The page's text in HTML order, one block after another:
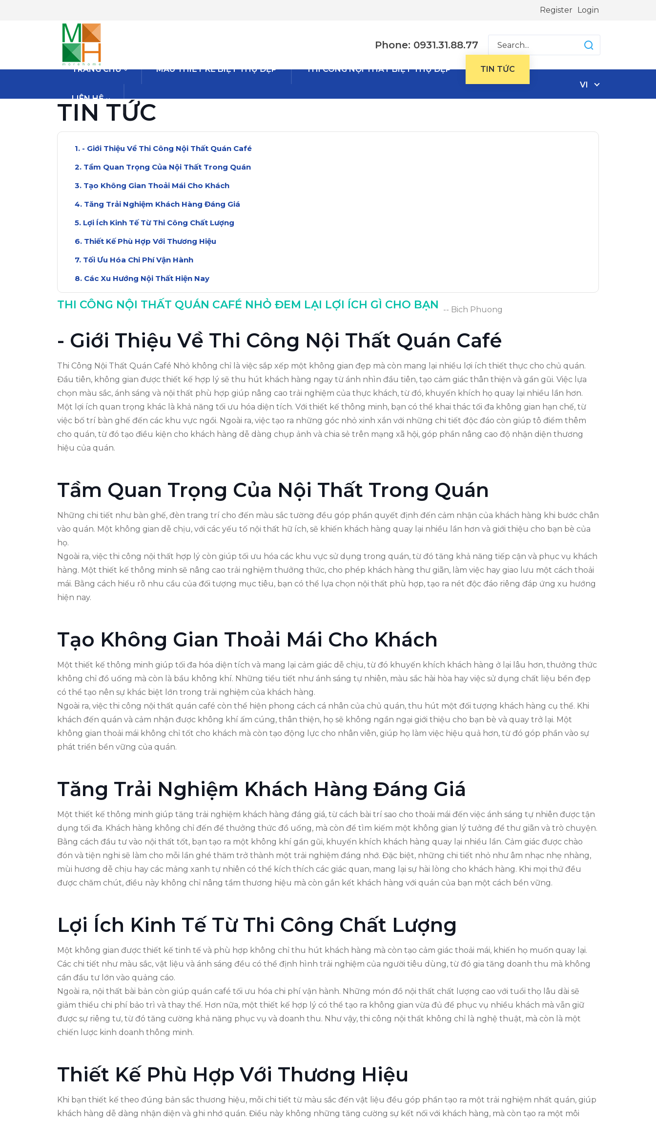
Register Login
Phone: 0931.31.88.77
TRANG CHỦ MẪU THIẾT KẾ BIỆT THỰ ĐẸP THI CÔNG NỘI THẤT BIỆT THỰ ĐẸP TIN TỨC
LIÊN HỆ
VI
TIN TỨC
- Giới Thiệu Về Thi Công Nội Thất Quán Café
Tầm Quan Trọng Của Nội Thất Trong Quán
Tạo Không Gian Thoải Mái Cho Khách
Tăng Trải Nghiệm Khách Hàng Đáng Giá
Lợi Ích Kinh Tế Từ Thi Công Chất Lượng
Thiết Kế Phù Hợp Với Thương Hiệu
Tối Ưu Hóa Chi Phí Vận Hành
Các Xu Hướng Nội Thất Hiện Nay
Kinh Nghiệm Thi Công Thành Công
THI CÔNG NỘI THẤT QUÁN CAFÉ NHỎ ĐEM LẠI LỢI ÍCH GÌ CHO BẠN -- Bich Phuong
- Giới Thiệu Về Thi Công Nội Thất Quán Café
Thi Công Nội Thất Quán Café Nhỏ không chỉ là việc sắp xếp một không gian đẹp mà còn mang lại nhiều lợi ích thiết thực cho chủ quán.
Đầu tiên, không gian được thiết kế hợp lý sẽ thu hút khách hàng ngay từ ánh nhìn đầu tiên, tạo cảm giác thân thiện và gần gũi. Việc lựa
chọn màu sắc, ánh sáng và nội thất phù hợp giúp nâng cao trải nghiệm của thực khách, từ đó, khuyến khích họ quay lại nhiều lần hơn.
Một lợi ích quan trọng khác là khả năng tối ưu hóa diện tích. Với thiết kế thông minh, bạn có thể khai thác tối đa không gian hạn chế, từ
việc bố trí bàn ghế đến các khu vực ngồi. Ngoài ra, việc tạo ra những góc nhỏ xinh xắn với những chi tiết độc đáo còn giúp tô điểm thêm
cho quán, từ đó tạo điều kiện cho khách hàng dễ dàng chụp ảnh và chia sẻ trên mạng xã hội, góp phần nâng cao độ nhận diện thương
hiệu của quán.
Tầm Quan Trọng Của Nội Thất Trong Quán
Những chi tiết như bàn ghế, đèn trang trí cho đến màu sắc tường đều góp phần quyết định đến cảm nhận của khách hàng khi bước chân
vào quán. Một không gian dễ chịu, với các yếu tố nội thất hữ ích, sẽ khiến khách hàng quay lại nhiều lần hơn và giới thiệu cho bạn bè của
họ.
Ngoài ra, việc thi công nội thất hợp lý còn giúp tối ưu hóa các khu vực sử dụng trong quán, từ đó tăng khả năng tiếp cận và phục vụ khách
hàng. Một thiết kế thông minh sẽ nâng cao trải nghiệm thưởng thức, cho phép khách hàng thư giãn, làm việc hay giao lưu một cách thoải
mái. Bằng cách hiểu rõ nhu cầu của đối tượng mục tiêu, bạn có thể lựa chọn nội thất phù hợp, tạo ra nét độc đáo riêng đáp ứng xu hướng
hiện nay.
Tạo Không Gian Thoải Mái Cho Khách
Một thiết kế thông minh giúp tối đa hóa diện tích và mang lại cảm giác dễ chịu, từ đó khuyến khích khách hàng ở lại lâu hơn, thưởng thức
không chỉ đồ uống mà còn là bầu không khí. Những tiểu tiết như ánh sáng tự nhiên, màu sắc hài hòa hay việc sử dụng chất liệu bền đẹp
có thể tạo nên sự khác biệt lớn trong trải nghiệm của khách hàng.
Ngoài ra, việc thi công nội thất quán café còn thể hiện phong cách cá nhân của chủ quán, thu hút một đối tượng khách hàng cụ thể. Khi
khách đến quán và cảm nhận được không khí ấm cúng, thân thiện, họ sẽ không ngần ngại giới thiệu cho bạn bè và quay trở lại. Một
không gian thoải mái không chỉ tốt cho khách mà còn tạo động lực cho nhân viên, giúp họ làm việc hiệu quả hơn, từ đó góp phần vào sự
phát triển bền vững của quán.
Tăng Trải Nghiệm Khách Hàng Đáng Giá
Một thiết kế thông minh giúp tăng trải nghiệm khách hàng đáng giá, từ cách bài trí sao cho thoải mái đến việc ánh sáng tự nhiên được tận
dụng tối đa. Khách hàng không chỉ đến để thưởng thức đồ uống, mà còn để tìm kiếm một không gian lý tưởng để thư giãn và trò chuyện.
Bằng cách đầu tư vào nội thất tốt, bạn tạo ra một không khí gần gũi, khuyến khích khách hàng quay lại nhiều lần. Cảm giác được chào
đón và tiện nghi sẽ làm cho mỗi lần ghé thăm trở thành một trải nghiệm đáng nhớ. Đặc biệt, những chi tiết nhỏ như âm nhạc nhẹ nhàng,
mùi hương dễ chịu hay các mảng xanh tự nhiên có thể kích thích các giác quan, mang lại sự hài lòng cho khách hàng. Khi mọi thứ đều
được chăm chút, điều này không chỉ nâng tầm thương hiệu mà còn gắn kết khách hàng với quán của bạn một cách bền vững.
Lợi Ích Kinh Tế Từ Thi Công Chất Lượng
Một không gian được thiết kế tinh tế và phù hợp không chỉ thu hút khách hàng mà còn tạo cảm giác thoải mái, khiến họ muốn quay lại.
Các chi tiết như màu sắc, vật liệu và ánh sáng đều có thể định hình trải nghiệm của người tiêu dùng, từ đó gia tăng doanh thu mà không
cần đầu tư lớn vào quảng cáo.
Ngoài ra, nội thất bài bản còn giúp quán café tối ưu hóa chi phí vận hành. Những món đồ nội thất chất lượng cao với tuổi thọ lâu dài sẽ
giảm thiểu chi phí bảo trì và thay thế. Hơn nữa, một thiết kế hợp lý có thể tạo ra không gian vừa đủ để phục vụ nhiều khách mà vẫn giữ
được sự riêng tư, từ đó tăng cường khả năng phục vụ và doanh thu. Như vậy, thi công nội thất không chỉ là nghệ thuật, mà còn là một
chiến lược kinh doanh thông minh.
Thiết Kế Phù Hợp Với Thương Hiệu
Khi bạn thiết kế theo đúng bản sắc thương hiệu, mỗi chi tiết từ màu sắc đến vật liệu đều góp phần tạo ra một trải nghiệm nhất quán, giúp
khách hàng dễ dàng nhận diện và ghi nhớ quán. Điều này không những tăng cường sự kết nối với khách hàng, mà còn tạo ra một môi